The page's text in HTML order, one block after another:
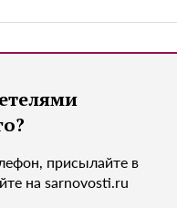
присылайте в
на sarnovosti.ru